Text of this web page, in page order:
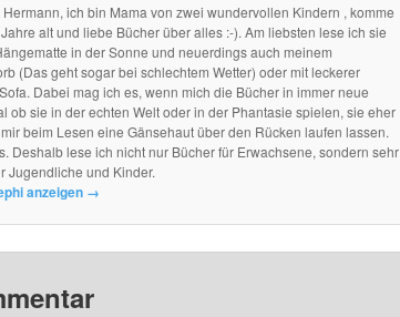
ich bin Mama von zwei wundervollen Kindern , komme
alt und liebe Bücher über alles :-). Am liebsten lese ich sie
in der Sonne und neuerdings auch meinem
(Das geht sogar bei schlechtem Wetter) oder mit leckerer
Dabei mag ich es, wenn mich die Bücher in immer neue
ob sie in der echten Welt oder in der Phantasie spielen, sie eher
beim Lesen eine Gänsehaut über den Rücken laufen lassen.
Deshalb lese ich nicht nur Bücher für Erwachsene, sondern sehr
Jugendliche und Kinder.
anzeigen →